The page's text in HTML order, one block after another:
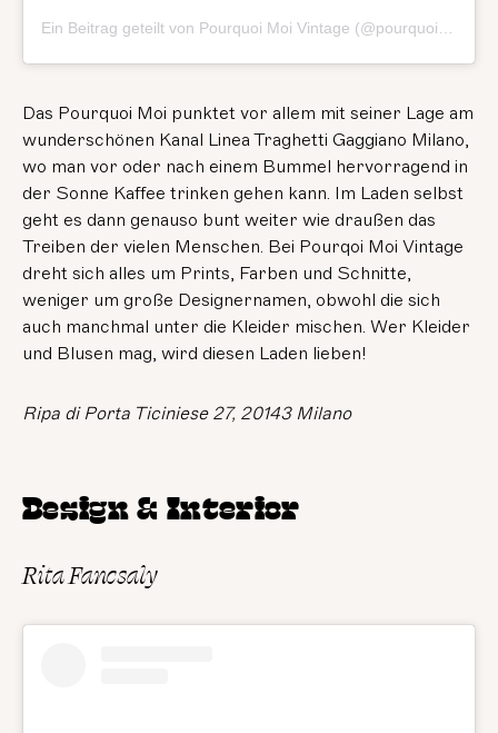
Das Pourquoi Moi punktet vor allem mit seiner Lage am
wunderschönen Kanal Linea Traghetti Gaggiano Milano,
wo man vor oder nach einem Bummel hervorragend in
der Sonne Kaffee trinken gehen kann. Im Laden selbst
geht es dann genauso bunt weiter wie draußen das
Treiben der vielen Menschen. Bei Pourqoi Moi Vintage
dreht sich alles um Prints, Farben und Schnitte,
weniger um große Designernamen, obwohl die sich
auch manchmal unter die Kleider mischen. Wer Kleider
und Blusen mag, wird diesen Laden lieben!
Ripa di Porta Ticiniese 27, 20143 Milano
Design & Interior
Rita Fancsaly